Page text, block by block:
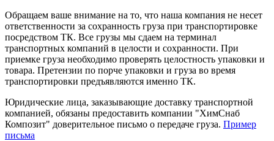
Обращаем ваше внимание на то, что наша компания не несет
ответственности за сохранность груза при транспортировке
посредством ТК. Все грузы мы сдаем на терминал
транспортных компаний в целости и сохранности. При
приемке груза необходимо проверять целостность упаковки и
товара. Претензии по порче упаковки и груза во время
транспортировки предъявляются именно ТК.
Юридические лица, заказывающие доставку транспортной
компанией, обязаны предоставить компании "ХимСнаб
Композит" доверительное письмо о передаче груза. Пример
письма